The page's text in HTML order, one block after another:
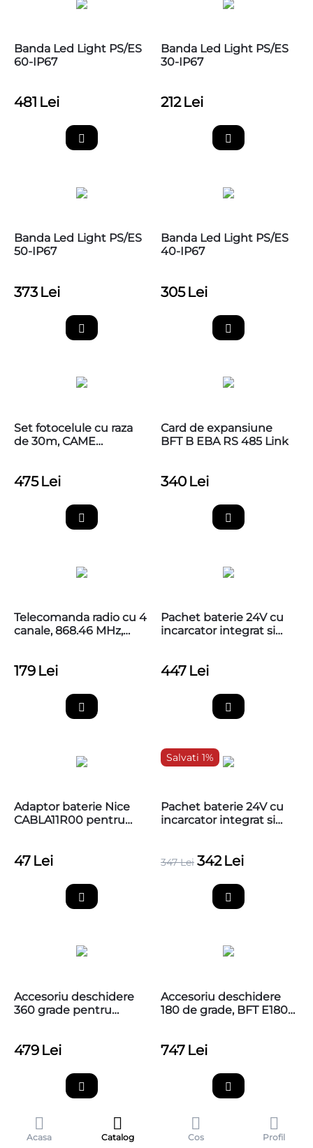
Banda Led Light PS/ES
60-IP67
481 Lei
Banda Led Light PS/ES
30-IP67
212 Lei
Banda Led Light PS/ES
50-IP67
373 Lei
Banda Led Light PS/ES
40-IP67
305 Lei
Set fotocelule cu raza
de 30m, CAME
475 Lei
Card de expansiune
BFT B EBA RS 485 Link
340 Lei
Telecomanda radio cu 4
canale, 868.46 MHz,
179 Lei
Pachet baterie 24V cu
incarcator integrat si
447 Lei
Adaptor baterie Nice
CABLA11R00 pentru
47 Lei
Salvati 1%
Pachet baterie 24V cu
incarcator integrat si
347 Lei 342 Lei
Accesoriu deschidere
360 grade pentru
Nice L-FAB, BMA1
479 Lei
Accesoriu deschidere
180 de grade, BFT E180,
747 Lei
Acasa Catalog Cos Profil